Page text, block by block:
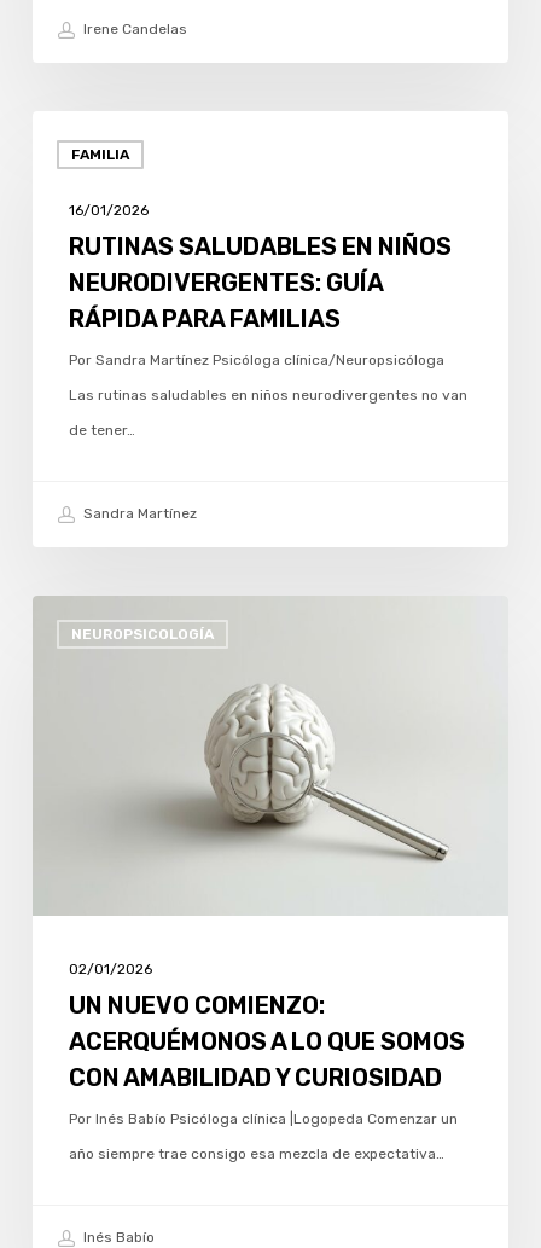
Irene Candelas
FAMILIA
SALUDABLES
NIÑOS
NEURODIVERGENTES:
PARA
FAMILIAS
16/01/2026
RUTINAS SALUDABLES EN NIÑOS
NEURODIVERGENTES: GUÍA
RÁPIDA PARA FAMILIAS
Por Sandra Martínez Psicóloga clínica/Neuropsicóloga
Las rutinas saludables en niños neurodivergentes no van
de tener…
Sandra Martínez
NEUROPSICOLOGÍA
NUEVO
CURIOSIDAD
02/01/2026
UN NUEVO COMIENZO:
ACERQUÉMONOS A LO QUE SOMOS
CON AMABILIDAD Y CURIOSIDAD
Por Inés Babío Psicóloga clínica |Logopeda Comenzar un
año siempre trae consigo esa mezcla de expectativa…
Inés Babío